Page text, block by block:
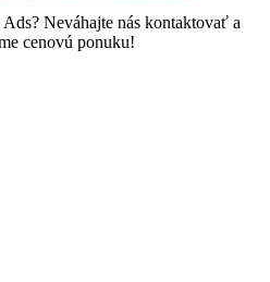
Neváhajte nás kontaktovať a
cenovú ponuku!